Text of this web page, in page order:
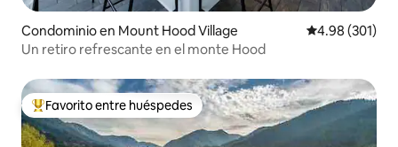
Condominio en Mount Hood Village Calificación
4.98 (301)
Un retiro refrescante en el monte Hood
De los mejores en Favorito entre huéspedes
Favorito entre huéspedes